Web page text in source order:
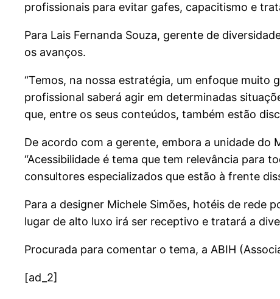
profissionais para evitar gafes, capacitismo e
Para Lais Fernanda Souza, gerente de
os avanços.
“Temos, na nossa estratégia, um enfoque
profissional saberá agir em determinadas
que, entre os seus conteúdos, também estão
De acordo com a gerente, embora a unidade do
“Acessibilidade é tema que tem relevância para
consultores especializados que estão à frente
Para a designer Michele Simões, hotéis de rede
lugar de alto luxo irá ser receptivo e tratará a
Procurada para comentar o tema, a ABIH
[ad_2]